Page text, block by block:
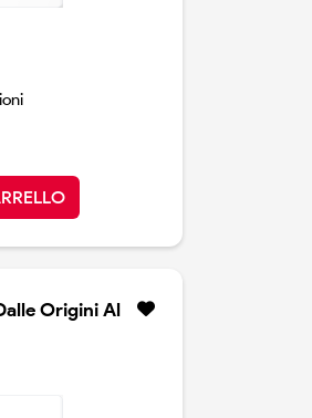
Origini Al